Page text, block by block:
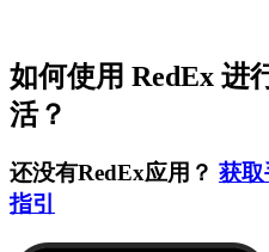
如何使用 RedEx 进
活？
还没有RedEx应用？ 获
指引